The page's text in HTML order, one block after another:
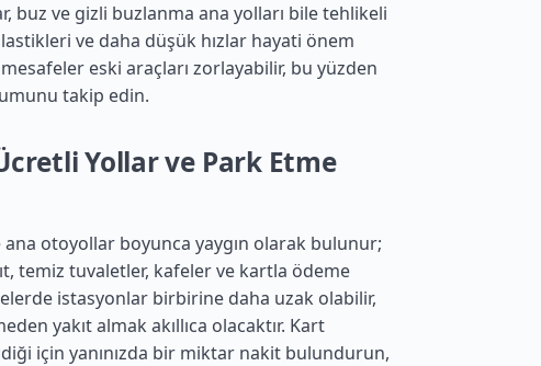
buz ve gizli buzlanma ana yolları bile tehlikeli
ve daha düşük hızlar hayati önem
mesafeler eski araçları zorlayabilir, bu yüzden
takip edin.
Yollar ve Park Etme
ana otoyollar boyunca yaygın olarak bulunur;
temiz tuvaletler, kafeler ve kartla ödeme
istasyonlar birbirine daha uzak olabilir,
yakıt almak akıllıca olacaktır. Kart
için yanınızda bir miktar nakit bulundurun,